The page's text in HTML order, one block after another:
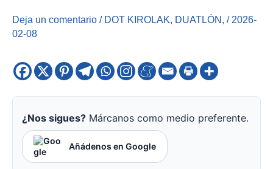
Deja un comentario / DOT KIROLAK, DUATLÓN, / 2026-
02-08
¿Nos sigues? Márcanos como medio preferente.
Añádenos en Google